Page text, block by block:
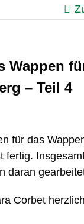
Wappen
– Teil 4
für das
fertig.
daran
Corbet